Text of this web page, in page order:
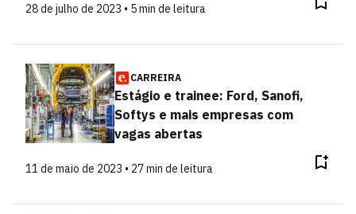
28 de julho de 2023 • 5 min de leitura
CARREIRA
Estágio e trainee: Ford, Sanofi,
Softys e mais empresas com
vagas abertas
11 de maio de 2023 • 27 min de leitura